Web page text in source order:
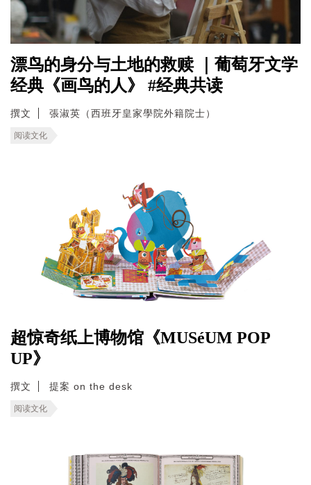
漂鸟的身分与土地的救赎 ｜葡萄牙文学
经典《画鸟的人》 #经典共读
撰文 張淑英（西班牙皇家學院外籍院士）
阅读文化
超惊奇纸上博物馆《MUSéUM POP
UP》
撰文 提案 on the desk
阅读文化